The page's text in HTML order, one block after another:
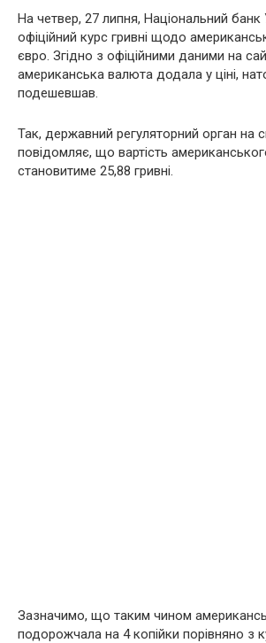
На четвер, 27 липня, Національний банк
офіційний курс гривні щодо
євро. Згідно з офіційними даними на
американська валюта додала у ціні,
подешевшав.
Так, державний регуляторний орган на
повідомляє, що вартість
становитиме 25,88 гривні.
Зазначимо, що таким чином
подорожчала на 4 копійки порівняно з